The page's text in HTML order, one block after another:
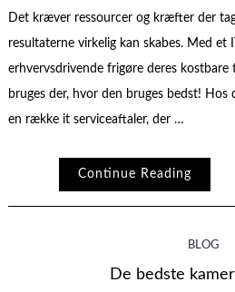
Det kræver ressourcer og kræfter der
resultaterne virkelig kan skabes. Med et
erhvervsdrivende frigøre deres kostbare
bruges der, hvor den bruges bedst!
en række it serviceaftaler, der …
Continue Reading
BLOG
De bedste